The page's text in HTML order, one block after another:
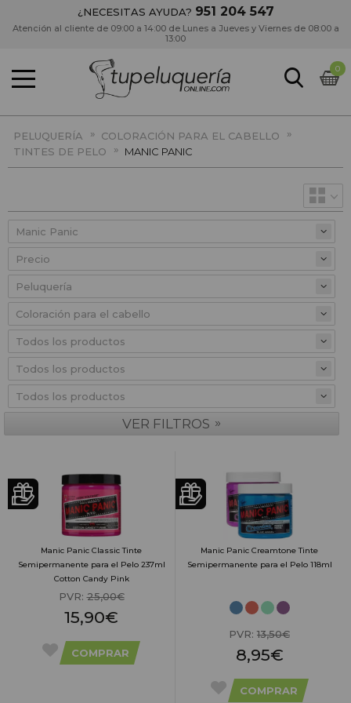
¿NECESITAS AYUDA? 951 204 547
Atención al cliente de 09:00 a 14:00 de Lunes a Jueves y Viernes de 08:00 a
13:00
0
PELUQUERÍA » COLORACIÓN PARA EL CABELLO
»
TINTES DE PELO
» MANIC PANIC
Precio
VER FILTROS »
Manic Panic Classic Tinte
Semipermanente para el Pelo 237ml
Cotton Candy Pink
PVR:25,00€
15,90€
COMPRAR
Manic Panic Creamtone Tinte
Semipermanente para el Pelo 118ml
PVR: 13,50€
8,95€
COMPRAR